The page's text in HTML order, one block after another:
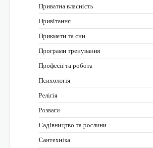
Приватна власність
Привітання
Прикмети та сни
Програми тренування
Професії та робота
Психологія
Релігія
Розваги
Садівництво та рослини
Сантехніка